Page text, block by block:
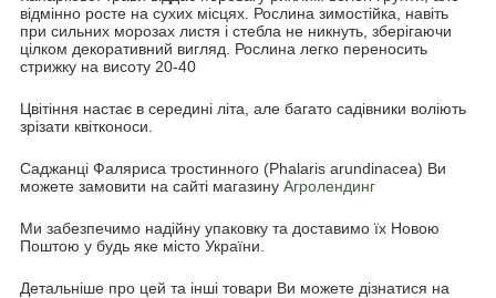
відмінно росте на сухих місцях. Рослина зимостійка, навіть
при сильних морозах листя і стебла не никнуть, зберігаючи
цілком декоративний вигляд. Рослина легко переносить
стрижку на висоту 20-40
Цвітіння настає в середині літа, але багато садівники воліють
зрізати квітконоси.
Саджанці Фаляриса тростинного (Phalaris arundinacea) Ви
можете замовити на сайті магазину Агролендинг
Ми забезпечимо надійну упаковку та доставимо їх Новою
Поштою у будь яке місто України.
Детальніше про цей та інші товари Ви можете дізнатися на